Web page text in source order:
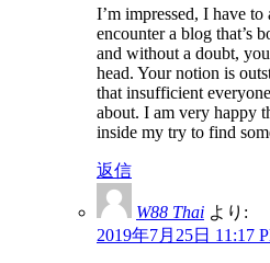
I’m impressed, I have
encounter a blog that’s
and without a doubt,
head. Your notion is
that insufficient
about. I am very happy
inside my try to find
返信
W88 Thai より:
2019年7月25日 11:17